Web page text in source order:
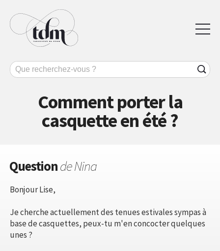
Comment porter la
casquette en été ?
Questionde Nina
Bonjour Lise,
Je cherche actuellement des tenues estivales sympas à
base de casquettes, peux-tu m'en concocter quelques
unes ?